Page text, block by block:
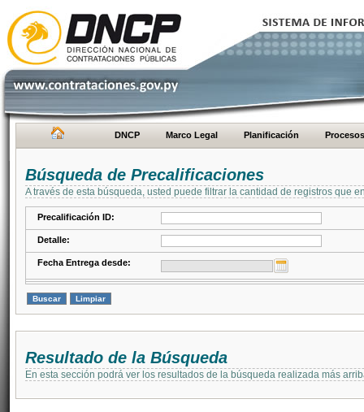
DNCP Marco Legal Planificación Procesos
Búsqueda de Precalificaciones
A través de esta búsqueda, usted puede filtrar la cantidad de registros que
Precalificación ID:
Detalle:
Fecha Entrega desde:
Resultado de la Búsqueda
En esta sección podrá ver los resultados de la búsqueda realizada más